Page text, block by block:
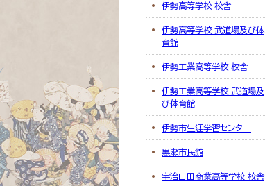
伊勢高等学校 校舎
伊勢高等学校 武道場及び体
育館
伊勢工業高等学校 校舎
伊勢工業高等学校 武道場及
び体育館
伊勢市生涯学習センター
黒瀬市民館
宇治山田商業高等学校 校舎